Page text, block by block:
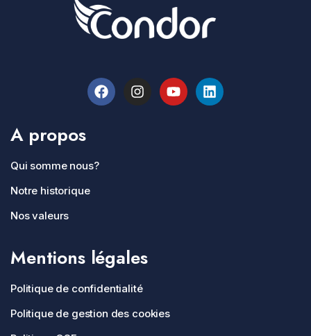
A propos
Qui somme nous?
Notre historique
Nos valeurs
Mentions légales
Politique de confidentialité
Politique de gestion des cookies